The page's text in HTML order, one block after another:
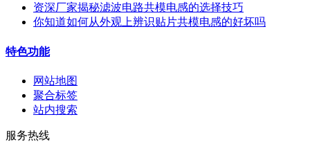
资深厂家揭秘滤波电路共模电感的选择技巧
你知道如何从外观上辨识贴片共模电感的好坏吗
特色功能
网站地图
聚合标签
站内搜索
服务热线